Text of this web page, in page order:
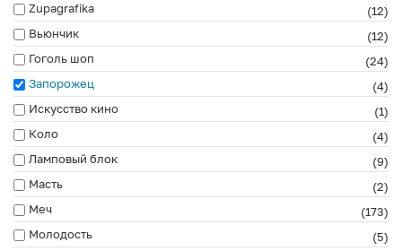
Zupagrafika
(12)
Вьюнчик
(12)
Гоголь шоп
(24)
Запорожец
(4)
Искусство кино
(1)
Коло
(4)
Ламповый блок
(9)
Масть
(2)
Меч
(173)
Молодость
(5)